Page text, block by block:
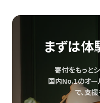
まずは体
寄付をもっと
国内No.1のオー
で、支援